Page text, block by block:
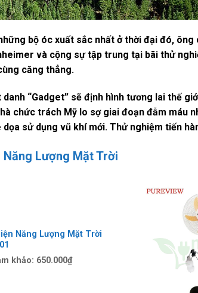
bộ óc xuất sắc nhất ở thời đại đó,
và cộng sự tập trung tại bãi thử
căng thẳng.
“Gadget” sẽ định hình tương lai thế
chức trách Mỹ lo sợ giai đoạn đẫm máu
sử dụng vũ khí mới. Thử nghiệm tiến
Năng Lượng Mặt Trời
Năng Lượng Mặt Trời
khảo: 650.000₫